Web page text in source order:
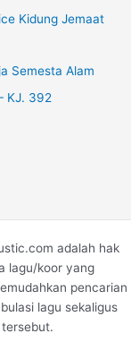
Kidung Jemaat
Semesta Alam
KJ. 392
adalah hak
lagu/koor yang
pencarian
lagu sekaligus